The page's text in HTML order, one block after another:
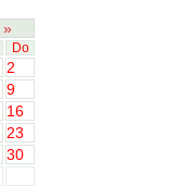
»
Do
2
9
16
23
30